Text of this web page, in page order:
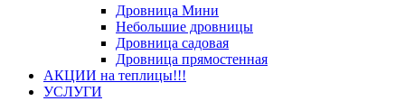
Дровница Мини
Небольшие дровницы
Дровница садовая
Дровница прямостенная
АКЦИИ на теплицы!!!
УСЛУГИ